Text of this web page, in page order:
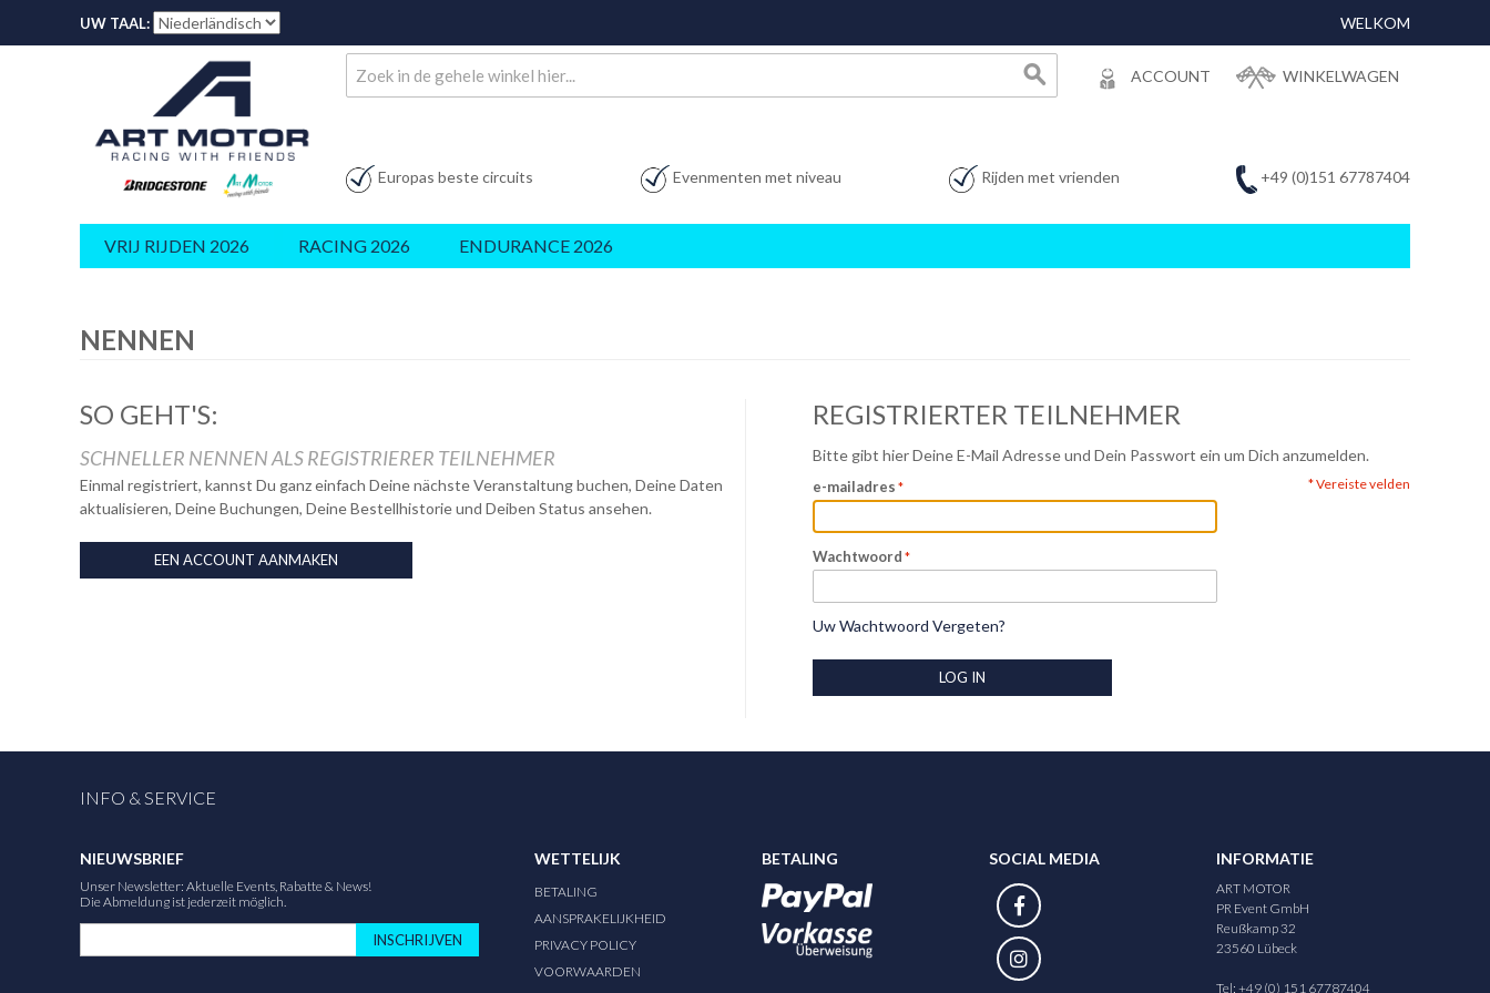
UW TAAL: WELKOM
ACCOUNT WINKELWAGEN
Europas beste circuits Evenmenten met niveau Rijden met vrienden +49 (0)151 67787404
VRIJ RIJDEN 2026 RACING 2026 ENDURANCE 2026
NENNEN
SO GEHT'S:
SCHNELLER NENNEN ALS REGISTRIERER TEILNEHMER
Einmal registriert, kannst Du ganz einfach Deine nächste Veranstaltung buchen, Deine Daten
aktualisieren, Deine Buchungen, Deine Bestellhistorie und Deiben Status ansehen.
EEN ACCOUNT AANMAKEN
REGISTRIERTER TEILNEHMER
Bitte gibt hier Deine E-Mail Adresse und Dein Passwort ein um Dich anzumelden.
* Vereiste velden
e-mailadres
Wachtwoord
Uw Wachtwoord Vergeten?
LOG IN
INFO & SERVICE
NIEUWSBRIEF
Unser Newsletter: Aktuelle Events, Rabatte & News!
Die Abmeldung ist jederzeit möglich.
INSCHRIJVEN
WETTELIJK
BETALING
AANSPRAKELIJKHEID
PRIVACY POLICY
VOORWAARDEN
BETALING SOCIAL MEDIA INFORMATIE
ART MOTOR
PR Event GmbH
Reußkamp 32
23560 Lübeck
Tel: +49 (0) 151 67787404